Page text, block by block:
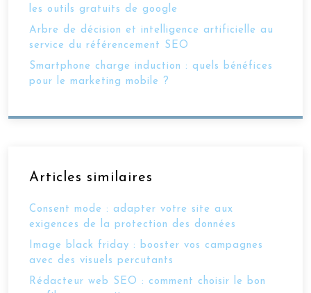
les outils gratuits de google
Arbre de décision et intelligence artificielle au
service du référencement SEO
Smartphone charge induction : quels bénéfices
pour le marketing mobile ?
Articles similaires
Consent mode : adapter votre site aux
exigences de la protection des données
Image black friday : booster vos campagnes
avec des visuels percutants
Rédacteur web SEO : comment choisir le bon